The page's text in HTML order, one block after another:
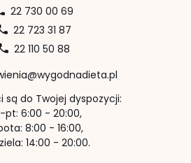
22 730 00 69
22 723 31 87
22 110 50 88
są do Twojej dyspozycji:
pt: 6:00 - 20:00,
8:00 - 16:00,
14:00 - 20:00.